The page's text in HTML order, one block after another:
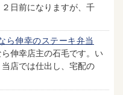
日前になりますが、千
ら伸幸のステーキ弁当
伸幸店主の石毛です。い
店では仕出し、宅配の